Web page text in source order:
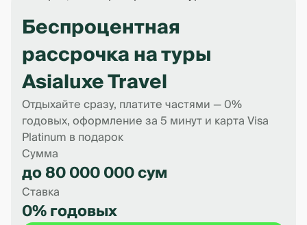
Беспроцентная
рассрочка на туры
Asialuxe Travel
Отдыхайте сразу, платите частями — 0%
годовых, оформление за 5 минут и карта Visa
Platinum в подарок
Сумма
до 80 000 000 сум
Ставка
0% годовых